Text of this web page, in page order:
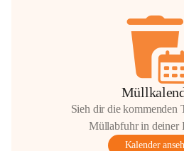
Sieh dir die kommenden
Müllabfuhr in deiner
Kalender